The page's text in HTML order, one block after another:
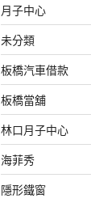
月子中心
未分類
板橋汽車借款
板橋當舖
林口月子中心
海菲秀
隱形鐵窗